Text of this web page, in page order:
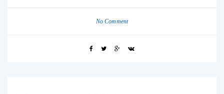
No Comment